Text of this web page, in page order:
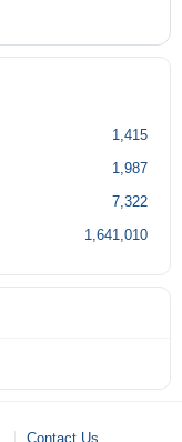
1,415
1,987
7,322
1,641,010
Contact Us